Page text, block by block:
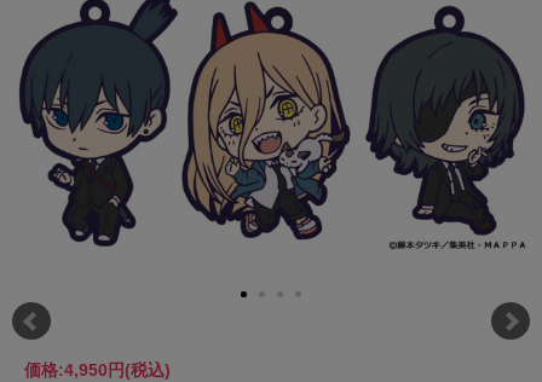
価格:4,950円(税込)